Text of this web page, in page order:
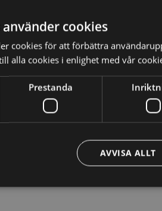
cookies
cookies för att förbättra
alla cookies i enlighet med vår
Prestanda
AVVISA ALLT